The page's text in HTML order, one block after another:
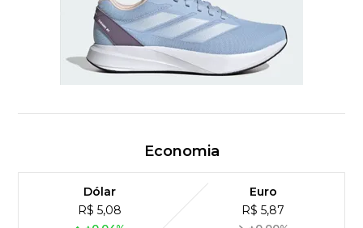
Economia
Dólar
R$ 5,08
Euro
R$ 5,87